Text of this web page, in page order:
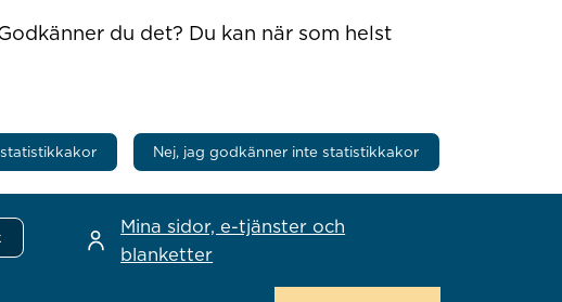
du det? Du kan när som helst
Nej, jag godkänner inte statistikkakor
Mina sidor, e-tjänster och
blanketter